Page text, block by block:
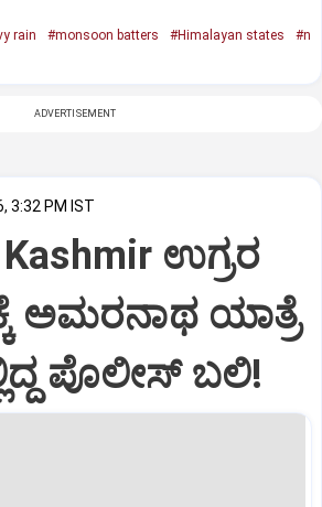
rain #monsoon batters #Himalayan states
#n
ADVERTISEMENT
3:32 PM IST
ಉಗ್ರರ
ಅಮರನಾಥ ಯಾತ್ರೆ
ಪೊಲೀಸ್ ಬಲಿ!